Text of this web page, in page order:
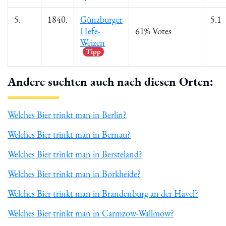
5. 1840.
Günzburger
Hefe-
Weizen
Tipp
61% Votes
5.1
Andere suchten auch nach diesen Orten:
Welches Bier trinkt man in Berlin?
Welches Bier trinkt man in Bernau?
Welches Bier trinkt man in Bersteland?
Welches Bier trinkt man in Borkheide?
Welches Bier trinkt man in Brandenburg an der Havel?
Welches Bier trinkt man in Carmzow-Wallmow?